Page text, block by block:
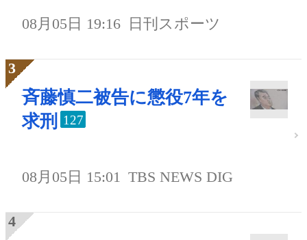
08月05日 19:16 日刊スポーツ
斉藤慎二被告に懲役7年を
求刑
127
08月05日 15:01 TBS NEWS DIG